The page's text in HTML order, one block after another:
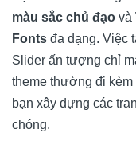
màu sắc chủ đạo và
Fonts đa dạng. Việc
Slider ấn tượng chỉ
theme thường đi
bạn xây dựng các
chóng.